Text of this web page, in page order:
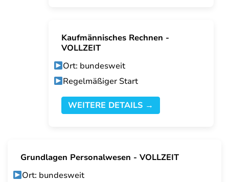
Kaufmännisches Rechnen -
VOLLZEIT
Ort: bundesweit
Regelmäßiger Start
WEITERE DETAILS →
Grundlagen Personalwesen - VOLLZEIT
Ort: bundesweit